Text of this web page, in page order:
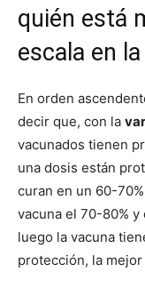
quién está
escala en
En orden
decir que, con la
vacunados tienen
una dosis están
curan en un 60-
vacuna el 70-80%
luego la vacuna
protección, la